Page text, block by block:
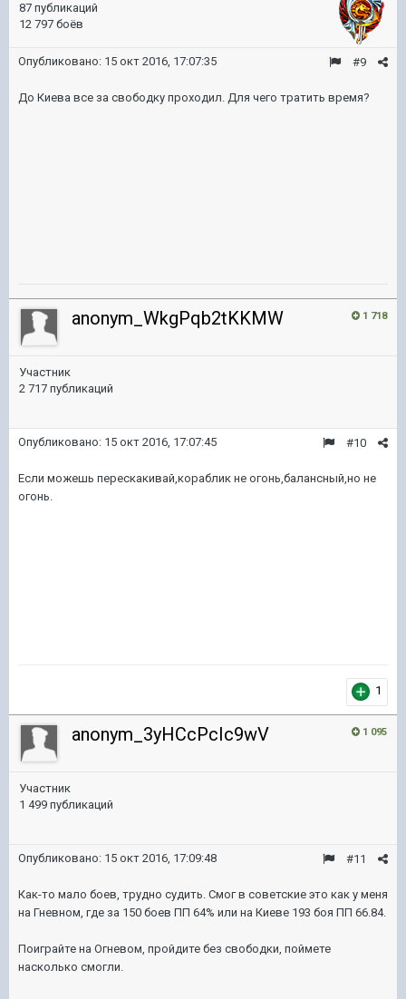
87 публикаций
12 797 боёв
#9
Опубликовано: 15 окт 2016, 17:07:35
До Киева все за свободку проходил. Для чего тратить время?
1 718
anonym_WkgPqb2tKKMW
Участник
2 717 публикаций
#10
Опубликовано: 15 окт 2016, 17:07:45
Если можешь перескакивай,кораблик не огонь,балансный,но не
огонь.
1
1 095
anonym_3yHCcPcIc9wV
Участник
1 499 публикаций
#11
Опубликовано: 15 окт 2016, 17:09:48
Как-то мало боев, трудно судить. Смог в советские это как у меня
на Гневном, где за 150 боев ПП 64% или на Киеве 193 боя ПП 66.84.
Поиграйте на Огневом, пройдите без свободки, поймете
насколько смогли.